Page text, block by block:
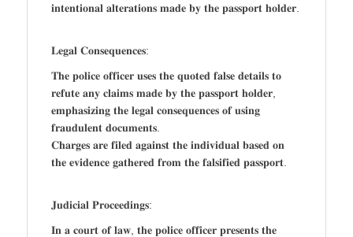
𝐢𝐧𝐭𝐞𝐧𝐭𝐢𝐨𝐧𝐚𝐥 𝐚𝐥𝐭𝐞𝐫𝐚𝐭𝐢𝐨𝐧𝐬 𝐦𝐚𝐝𝐞 𝐛𝐲 𝐭𝐡𝐞 𝐩𝐚𝐬𝐬𝐩𝐨𝐫𝐭 𝐡𝐨𝐥𝐝𝐞𝐫.
𝐋𝐞𝐠𝐚𝐥 𝐂𝐨𝐧𝐬𝐞𝐪𝐮𝐞𝐧𝐜𝐞𝐬:
𝐓𝐡𝐞 𝐩𝐨𝐥𝐢𝐜𝐞 𝐨𝐟𝐟𝐢𝐜𝐞𝐫 𝐮𝐬𝐞𝐬 𝐭𝐡𝐞 𝐪𝐮𝐨𝐭𝐞𝐝 𝐟𝐚𝐥𝐬𝐞 𝐝𝐞𝐭𝐚𝐢𝐥𝐬 𝐭𝐨
𝐫𝐞𝐟𝐮𝐭𝐞 𝐚𝐧𝐲 𝐜𝐥𝐚𝐢𝐦𝐬 𝐦𝐚𝐝𝐞 𝐛𝐲 𝐭𝐡𝐞 𝐩𝐚𝐬𝐬𝐩𝐨𝐫𝐭 𝐡𝐨𝐥𝐝𝐞𝐫,
𝐞𝐦𝐩𝐡𝐚𝐬𝐢𝐳𝐢𝐧𝐠 𝐭𝐡𝐞 𝐥𝐞𝐠𝐚𝐥 𝐜𝐨𝐧𝐬𝐞𝐪𝐮𝐞𝐧𝐜𝐞𝐬 𝐨𝐟 𝐮𝐬𝐢𝐧𝐠
𝐟𝐫𝐚𝐮𝐝𝐮𝐥𝐞𝐧𝐭 𝐝𝐨𝐜𝐮𝐦𝐞𝐧𝐭𝐬.
𝐂𝐡𝐚𝐫𝐠𝐞𝐬 𝐚𝐫𝐞 𝐟𝐢𝐥𝐞𝐝 𝐚𝐠𝐚𝐢𝐧𝐬𝐭 𝐭𝐡𝐞 𝐢𝐧𝐝𝐢𝐯𝐢𝐝𝐮𝐚𝐥 𝐛𝐚𝐬𝐞𝐝 𝐨𝐧
𝐭𝐡𝐞 𝐞𝐯𝐢𝐝𝐞𝐧𝐜𝐞 𝐠𝐚𝐭𝐡𝐞𝐫𝐞𝐝 𝐟𝐫𝐨𝐦 𝐭𝐡𝐞 𝐟𝐚𝐥𝐬𝐢𝐟𝐢𝐞𝐝 𝐩𝐚𝐬𝐬𝐩𝐨𝐫𝐭.
𝐉𝐮𝐝𝐢𝐜𝐢𝐚𝐥 𝐏𝐫𝐨𝐜𝐞𝐞𝐝𝐢𝐧𝐠𝐬:
𝐈𝐧 𝐚 𝐜𝐨𝐮𝐫𝐭 𝐨𝐟 𝐥𝐚𝐰, 𝐭𝐡𝐞 𝐩𝐨𝐥𝐢𝐜𝐞 𝐨𝐟𝐟𝐢𝐜𝐞𝐫 𝐩𝐫𝐞𝐬𝐞𝐧𝐭𝐬 𝐭𝐡𝐞